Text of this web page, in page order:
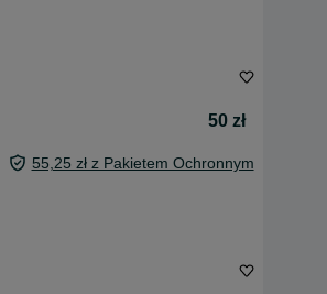
50 zł
55,25 zł z Pakietem Ochronnym